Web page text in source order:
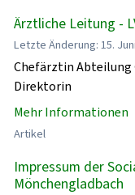
Ärztliche Leitung -
Letzte Änderung: 15.
Chefärztin Abteilung
Direktorin
Mehr Informationen
Artikel
Impressum der
Mönchengladbach